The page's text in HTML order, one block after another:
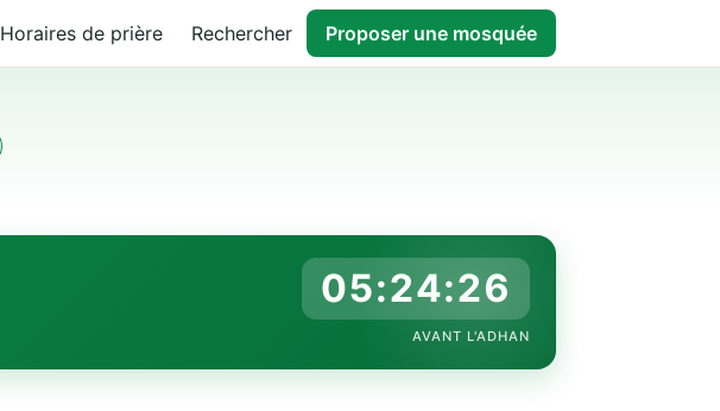
Horaires de prière Rechercher Proposer une mosquée
05:24:25
AVANT L'ADHAN